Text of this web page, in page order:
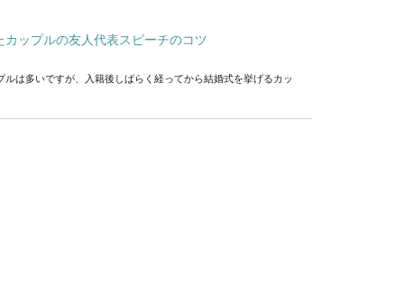
カップルの友人代表スピーチのコツ
ルは多いですが、入籍後しばらく経ってから結婚式を挙げるカッ